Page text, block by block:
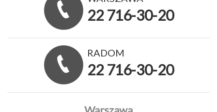
22 716-30-20
RADOM
22 716-30-20